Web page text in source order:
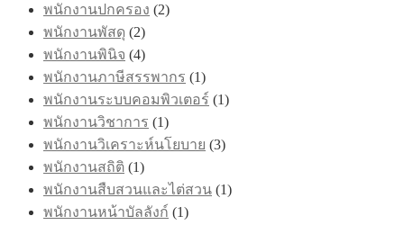
พนักงานปกครอง (2)
พนักงานพัสดุ (2)
พนักงานพินิจ (4)
พนักงานภาษีสรรพากร (1)
พนักงานระบบคอมพิวเตอร์ (1)
พนักงานวิชาการ (1)
พนักงานวิเคราะห์นโยบาย (3)
พนักงานสถิติ (1)
พนักงานสืบสวนและไต่สวน (1)
พนักงานหน้าบัลลังก์ (1)